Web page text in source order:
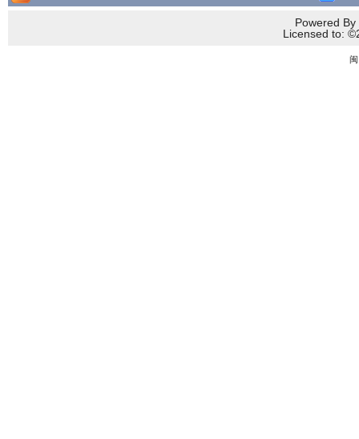
Powered
Licensed to: